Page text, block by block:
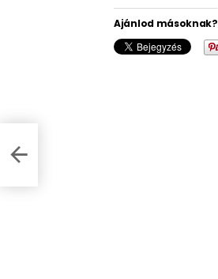
Ajánlod másoknak?